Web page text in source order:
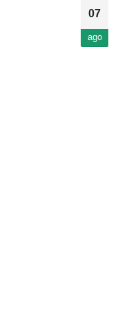
07
ago